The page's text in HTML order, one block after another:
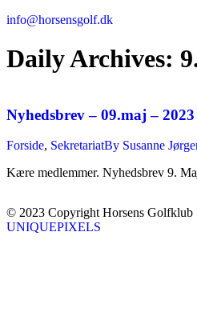
info@horsensgolf.dk
Daily Archives:
Nyhedsbrev – 09.maj – 2023
Forside, SekretariatBy Susanne
Kære medlemmer. Nyhedsbrev 9.
© 2023 Copyright Horsens Golfklub
UNIQUEPIXELS